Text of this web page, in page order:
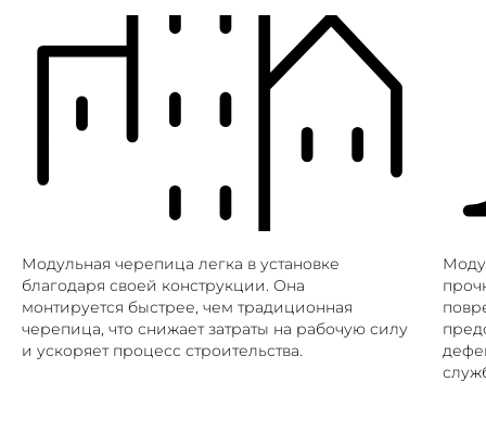
Модульная черепица легка в установке
благодаря своей конструкции. Она
монтируется быстрее, чем традиционная
черепица, что снижает затраты на рабочую силу
и ускоряет процесс строительства.